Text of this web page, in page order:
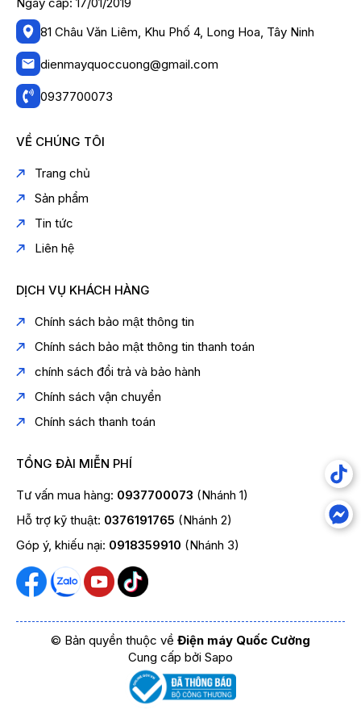
Ngày cấp: 17/01/2019
81 Châu Văn Liêm, Khu Phố 4, Long Hoa, Tây Ninh
dienmayquoccuong@gmail.com
0937700073
VỀ CHÚNG TÔI
Trang chủ
Sản phẩm
Tin tức
Liên hệ
DỊCH VỤ KHÁCH HÀNG
Chính sách bảo mật thông tin
Chính sách bảo mật thông tin thanh toán
chính sách đổi trả và bảo hành
Chính sách vận chuyển
Chính sách thanh toán
TỔNG ĐÀI MIỄN PHÍ
Tư vấn mua hàng: 0937700073 (Nhánh 1)
Hỗ trợ kỹ thuật: 0376191765 (Nhánh 2)
Góp ý, khiếu nại: 0918359910 (Nhánh 3)
© Bản quyền thuộc về Điện máy Quốc Cường
Cung cấp bởi Sapo